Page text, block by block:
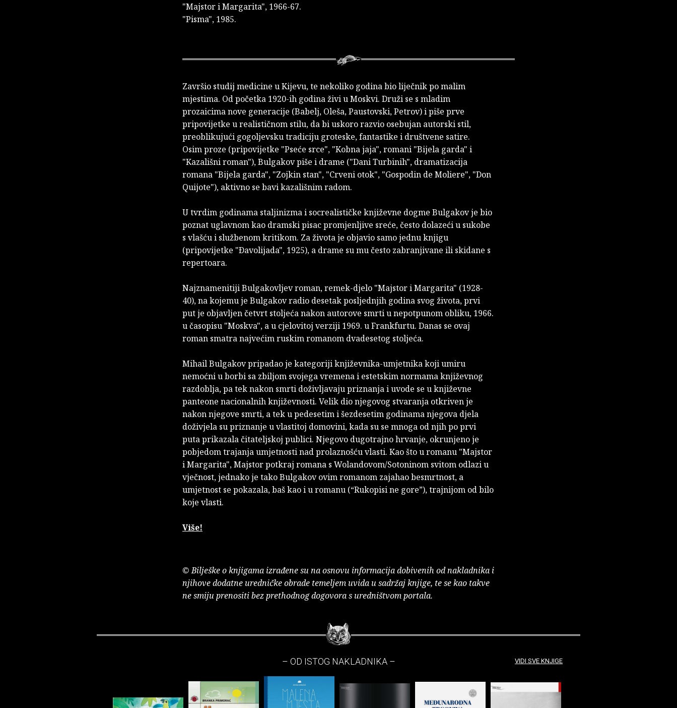
"Majstor i Margarita", 1966-67.
"Pisma", 1985.
Završio studij medicine u Kijevu, te nekoliko godina bio liječnik po malim
mjestima. Od početka 1920-ih godina živi u Moskvi. Druži se s mladim
prozaicima nove generacije (Babelj, Oleša, Paustovski, Petrov) i piše prve
pripovijetke u realističnom stilu, da bi uskoro razvio osebujan autorski stil,
preoblikujući gogoljevsku tradiciju groteske, fantastike i društvene satire.
Osim proze (pripovijetke "Pseće srce", "Kobna jaja", romani "Bijela garda" i
"Kazališni roman"), Bulgakov piše i drame ("Dani Turbinih", dramatizacija
romana "Bijela garda", "Zojkin stan", "Crveni otok", "Gospodin de Moliere", "Don
Quijote"), aktivno se bavi kazališnim radom.
U tvrdim godinama staljinizma i socrealističke književne dogme Bulgakov je bio
poznat uglavnom kao dramski pisac promjenljive sreće, često dolazeći u sukobe
s vlašću i službenom kritikom. Za života je objavio samo jednu knjigu
(pripovijetke "Ðavolijada", 1925), a drame su mu često zabranjivane ili skidane s
repertoara.
Najznamenitiji Bulgakovljev roman, remek-djelo "Majstor i Margarita" (1928-
40), na kojemu je Bulgakov radio desetak posljednjih godina svog života, prvi
put je objavljen četvrt stoljeća nakon autorove smrti u nepotpunom obliku, 1966.
u časopisu "Moskva", a u cjelovitoj verziji 1969. u Frankfurtu. Danas se ovaj
roman smatra najvećim ruskim romanom dvadesetog stoljeća.
Mihail Bulgakov pripadao je kategoriji književnika-umjetnika koji umiru
nemoćni u borbi sa zbiljom svojega vremena i estetskim normama književnog
razdoblja, pa tek nakon smrti doživljavaju priznanja i uvode se u književne
panteone nacionalnih književnosti. Velik dio njegovog stvaranja otkriven je
nakon njegove smrti, a tek u pedesetim i šezdesetim godinama njegova djela
doživjela su priznanje u vlastitoj domovini, kada su se mnoga od njih po prvi
puta prikazala čitateljskoj publici. Njegovo dugotrajno hrvanje, okrunjeno je
pobjedom trajanja umjetnosti nad prolaznošću vlasti. Kao što u romanu "Majstor
i Margarita", Majstor potkraj romana s Wolandovom/Sotoninom svitom odlazi u
vječnost, jednako je tako Bulgakov ovim romanom zajahao besmrtnost, a
umjetnost se pokazala, baš kao i u romanu (“Rukopisi ne gore”), trajnijom od bilo
koje vlasti.
Više!
© Bilješke o knjigama izrađene su na osnovu informacija dobivenih od nakladnika i
njihove dodatne uredničke obrade temeljem uvida u sadržaj knjige, te se kao takve
ne smiju prenositi bez prethodnog dogovora s uredništvom portala.
– OD ISTOG NAKLADNIKA – VIDI SVE KNJIGE